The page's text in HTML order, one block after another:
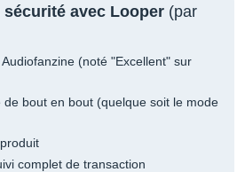
avec Looper (par
(noté "Excellent" sur
de bout en bout (quelque soit le mode
complet de transaction